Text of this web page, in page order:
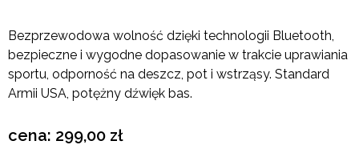
Bezprzewodowa wolność dzięki technologii Bluetooth,
bezpieczne i wygodne dopasowanie w trakcie uprawiania
sportu, odporność na deszcz, pot i wstrząsy. Standard
Armii USA, potężny dźwięk bas.
cena: 299,00 zł